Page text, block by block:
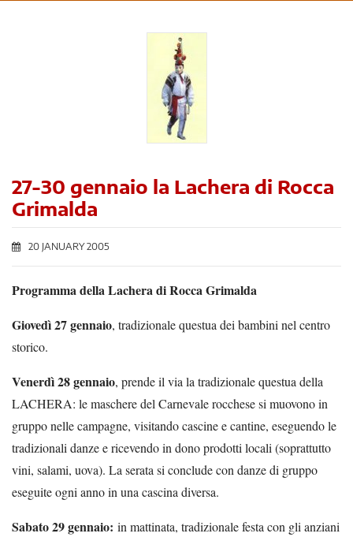
27-30 gennaio la Lachera di Rocca
Grimalda
20 JANUARY 2005
Programma della Lachera di Rocca Grimalda
Giovedì 27 gennaio, tradizionale questua dei bambini nel centro
storico.
Venerdì 28 gennaio, prende il via la tradizionale questua della
LACHERA: le maschere del Carnevale rocchese si muovono in
gruppo nelle campagne, visitando cascine e cantine, eseguendo le
tradizionali danze e ricevendo in dono prodotti locali (soprattutto
vini, salami, uova). La serata si conclude con danze di gruppo
eseguite ogni anno in una cascina diversa.
Sabato 29 gennaio: in mattinata, tradizionale festa con gli anziani